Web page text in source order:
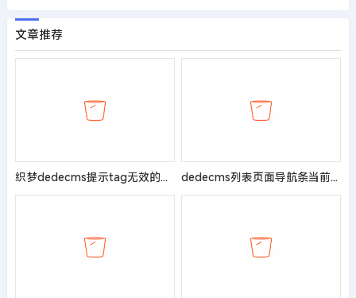
文章推荐
织梦dedecms提示tag无效的解决办法 dedecms列表页面导航条当前样式实现方法